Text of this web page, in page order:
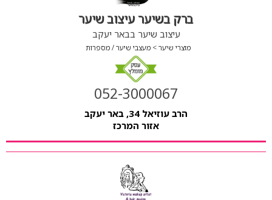
ברק בשיער עיצוב שיער
עיצוב שיער בבאר יעקב
מוצרי שיער מעצבי שיער / מספרות
052-3000067
הרב עוזיאל 34, באר יעקב
אזור המרכז